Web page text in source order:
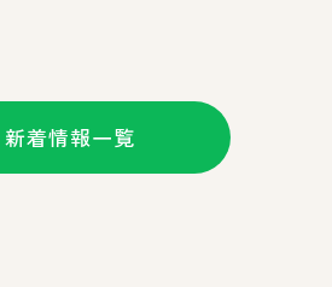
新着情報一覧